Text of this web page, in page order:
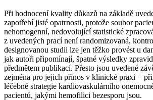
Při hodnocení kvality důkazů na základě
zapotřebí jisté opatrnosti, protože soubor
nehomogenní, nedovolující statistické
z uvedených prací není randomizovaná,
designovanou studii lze jen těžko provést u
jak autoři připomínají, špatné výsledky
předmětem publikací. Přesto jsou uvedené
zejména pro jejich přínos v klinické praxi −⁠
léčebné strategie kardiovaskulárního
pacientů, jakými hemofilici bezesporu jsou.